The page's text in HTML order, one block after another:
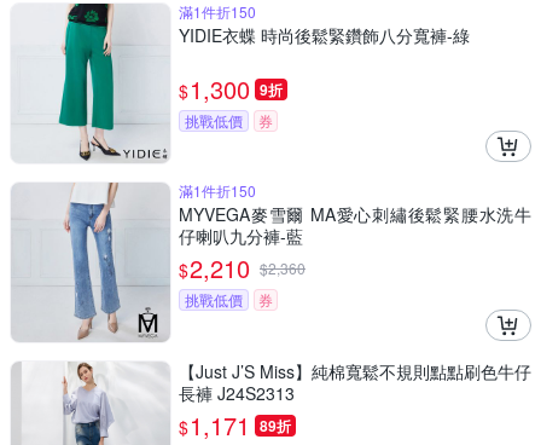
滿1件折150
YIDIE衣蝶 時尚後鬆緊鑽飾八分寬褲-綠
$1,300 9折
挑戰低價 券
滿1件折150
MYVEGA麥雪爾 MA愛心刺繡後鬆緊腰水洗牛
仔喇叭九分褲-藍
$2,210 $2,360
挑戰低價
券
【Just J’S Miss】純棉寬鬆不規則點點刷色牛仔
長褲 J24S2313
$1,171 89折